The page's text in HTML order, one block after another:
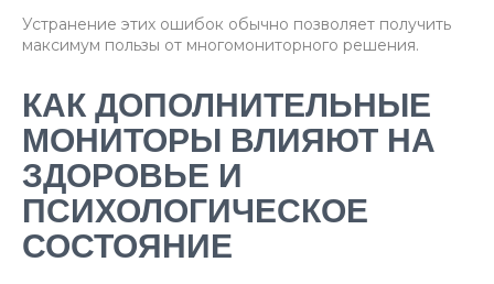
Устранение этих ошибок обычно позволяет получить
максимум пользы от многомониторного решения.
КАК ДОПОЛНИТЕЛЬНЫЕ
МОНИТОРЫ ВЛИЯЮТ НА
ЗДОРОВЬЕ И
ПСИХОЛОГИЧЕСКОЕ
СОСТОЯНИЕ